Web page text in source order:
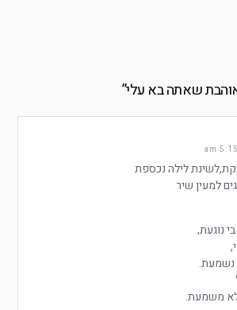
שאתה בא עלי”
לילה נכספת
למעין שיר
נוגעת,
נשמעת.
משמעת.